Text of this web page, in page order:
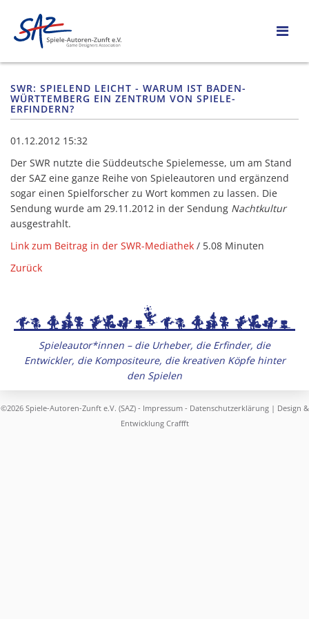
SWR: SPIELEND LEICHT - WARUM IST BADEN-
WÜRTTEMBERG EIN ZENTRUM VON SPIELE-
ERFINDERN?
01.12.2012 15:32
Der SWR nutzte die Süddeutsche Spielemesse, um am Stand
der SAZ eine ganze Reihe von Spieleautoren und ergänzend
sogar einen Spielforscher zu Wort kommen zu lassen. Die
Sendung wurde am 29.11.2012 in der Sendung Nachtkultur
ausgestrahlt.
Link zum Beitrag in der SWR-Mediathek / 5.08 Minuten
Zurück
Spieleautor*innen – die Urheber, die Erfinder, die
Entwickler, die Kompositeure, die kreativen Köpfe hinter
den Spielen
©2026 Spiele-Autoren-Zunft e.V. (SAZ) - Impressum- Datenschutzerklärung| Design &
Entwicklung Craffft